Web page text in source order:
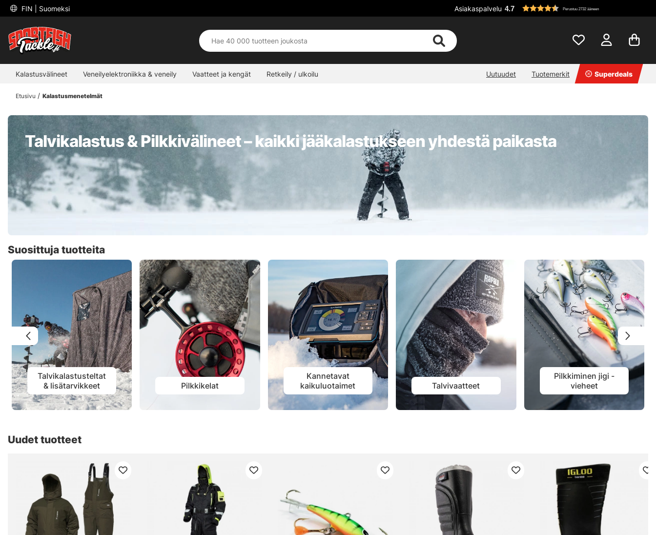
FIN | Suomeksi Asiakaspalvelu 4.7 Perustuu 2732 ääneen
Kalastusvälineet Veneilyelektroniikka & veneily Vaatteet ja kengät Retkeily / ulkoilu Uutuudet Tuotemerkit Superdeals
Etusivu Kalastusmenetelmät
Talvikalastus & Pilkkivälineet – kaikki jääkalastukseen yhdestä paikasta
Suosittuja tuotteita
Talvikalastusteltat
& lisätarvikkeet
Pilkkikelat
Kannetavat
kaikuluotaimet
Talvivaatteet
Pilkkiminen jigi -
vieheet
Uudet tuotteet